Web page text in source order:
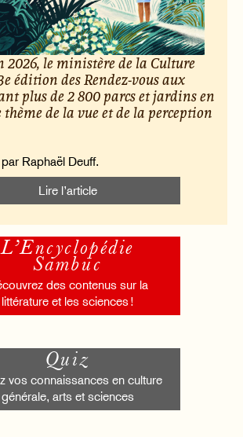
2026, le ministère de la Culture
édition des Rendez-vous aux
plus de 2 800 parcs et jardins en
thème de la vue et de la perception
Raphaël Deuff.
Lire l’article
L’Encyclopédie
Sambuc
des contenus sur la
littérature et les sciences !
Quiz
vos connaissances en culture
générale, arts et sciences